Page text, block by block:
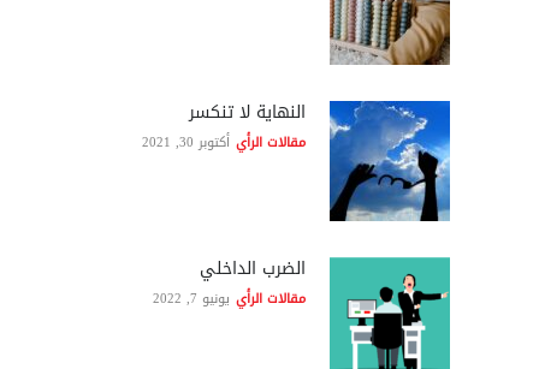
النهاية لا تنكسر
مقالات الرأي أكتوبر 30, 2021
الضرب الداخلي
مقالات الرأي يونيو 7, 2022